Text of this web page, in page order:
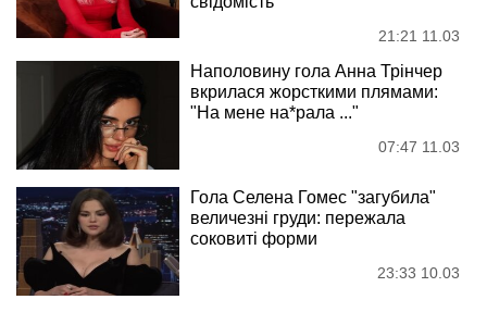
21:21 11.03
Наполовину гола Анна Трінчер
вкрилася жорсткими плямами:
"На мене на*рала ..."
07:47 11.03
Гола Селена Гомес "загубила"
величезні груди: пережала
соковиті форми
23:33 10.03